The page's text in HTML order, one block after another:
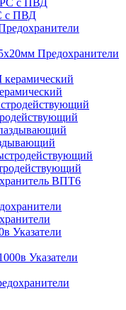
с ПВД
Предохранители
ВПТ6
Указатели
Указатели